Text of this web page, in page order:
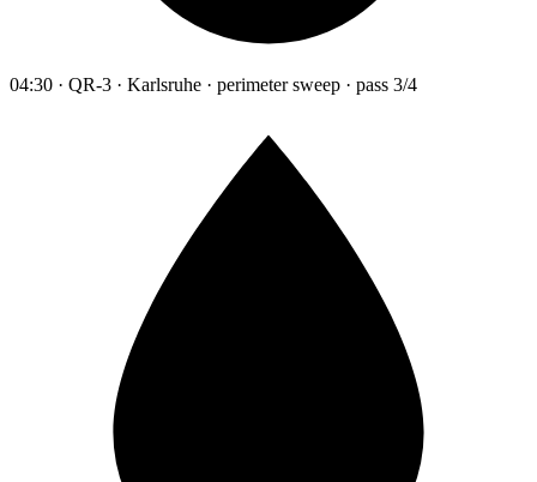
04:30 · QR-3 · Karlsruhe · perimeter sweep · pass 3/4